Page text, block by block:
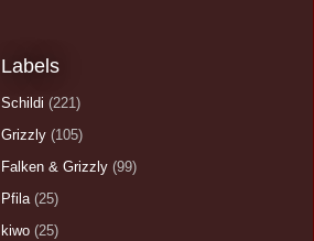
Labels
Schildi (221)
Grizzly (105)
Falken & Grizzly (99)
Pfila (25)
kiwo (25)